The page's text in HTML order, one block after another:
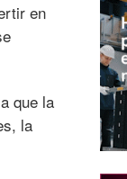
en
que la
la